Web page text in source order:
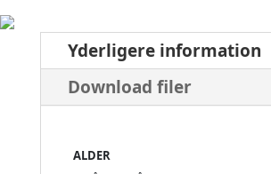
Yderligere information
Download filer
ALDER